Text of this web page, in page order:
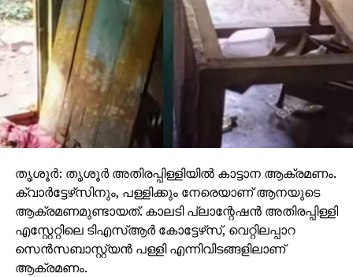
തൃശൂര്‍: തൃശൂര്‍ അതിരപ്പിള്ളിയില്‍ കാട്ടാന ആക്രമണം.
ക്വാര്‍ട്ടേഴ്‌സിനും, പള്ളിക്കും നേരെയാണ് ആനയുടെ
ആക്രമണമുണ്ടായത്. കാലടി പ്ലാന്റേഷന്‍ അതിരപ്പിള്ളി
എസ്റ്റേറ്റിലെ ടിഎസ്ആര്‍ കോട്ടേഴ്‌സ്, വെറ്റിലപ്പാറ
സെന്‍സബാസ്റ്റ്യന്‍ പള്ളി എന്നിവിടങ്ങളിലാണ്
ആക്രമണം.